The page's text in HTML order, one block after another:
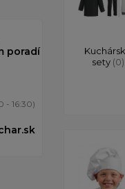
poradí
- 16:30)
sety (0)